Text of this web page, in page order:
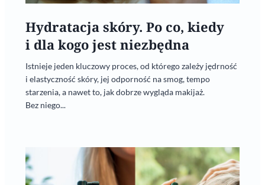
Hydratacja skóry. Po co, kiedy
i dla kogo jest niezbędna
Istnieje jeden kluczowy proces, od którego zależy jędrność
i elastyczność skóry, jej odporność na smog, tempo
starzenia, a nawet to, jak dobrze wygląda makijaż.
Bez niego...